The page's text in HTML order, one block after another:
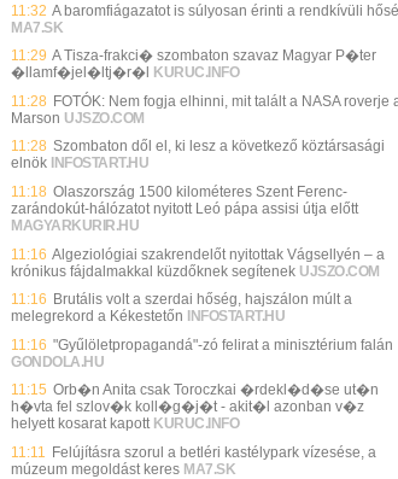
11:32 A baromfiágazatot is súlyosan érinti a rendkívüli
MA7.SK
11:29 A Tisza-frakci� szombaton szavaz Magyar P�ter
�llamf�jel�ltj�r�l KURUC.INFO
11:28 FOTÓK: Nem fogja elhinni, mit talált a NASA roverje
Marson UJSZO.COM
11:28 Szombaton dől el, ki lesz a következő köztársasági
elnök INFOSTART.HU
11:18 Olaszország 1500 kilométeres Szent Ferenc-
zarándokút-hálózatot nyitott Leó pápa assisi útja előtt
MAGYARKURIR.HU
11:16 Algeziológiai szakrendelőt nyitottak Vágsellyén – a
krónikus fájdalmakkal küzdőknek segítenek UJSZO.COM
11:16 Brutális volt a szerdai hőség, hajszálon múlt a
melegrekord a Kékestetőn
INFOSTART.HU
11:16 "Gyűlöletpropagandá"-zó felirat a minisztérium falán
GONDOLA.HU
11:15 Orb�n Anita csak Toroczkai �rdekl�d�se ut�n
h�vta fel szlov�k koll�g�j�t - akit�l azonban v�z
helyett kosarat kapott KURUC.INFO
11:11 Felújításra szorul a betléri kastélypark vízesése, a
múzeum megoldást keres MA7.SK